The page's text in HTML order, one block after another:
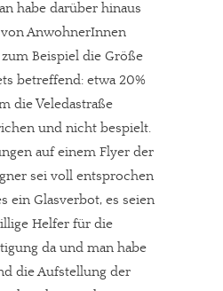
habe darüber hinaus
AnwohnerInnen
Beispiel die Größe
betreffend: etwa 20%
die Veledastraße
und nicht bespielt.
auf einem Flyer der
sei voll entsprochen
ein Glasverbot, es seien
Helfer für die
da und man habe
die Aufstellung der